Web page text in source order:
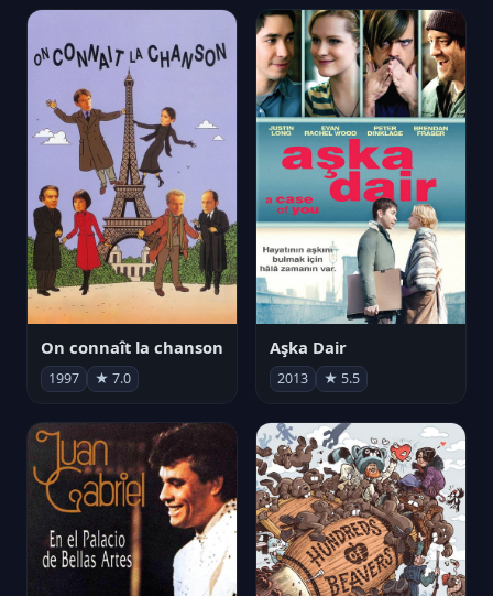
On connaît la chanson
1997 ★ 7.0
Aşka Dair
2013 ★ 5.5